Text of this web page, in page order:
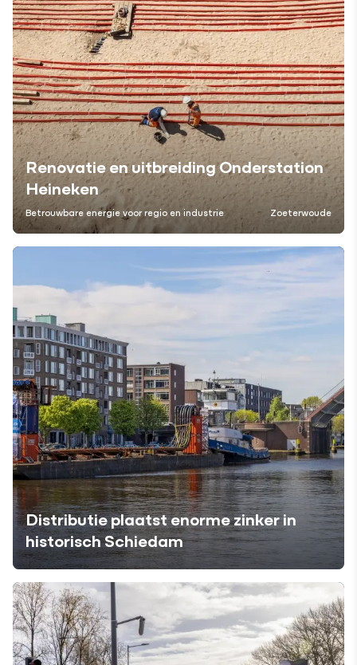
Renovatie en uitbreiding Onderstation
Heineken
Betrouwbare energie voor regio en industrie Zoeterwoude
Distributie plaatst enorme zinker in
historisch Schiedam